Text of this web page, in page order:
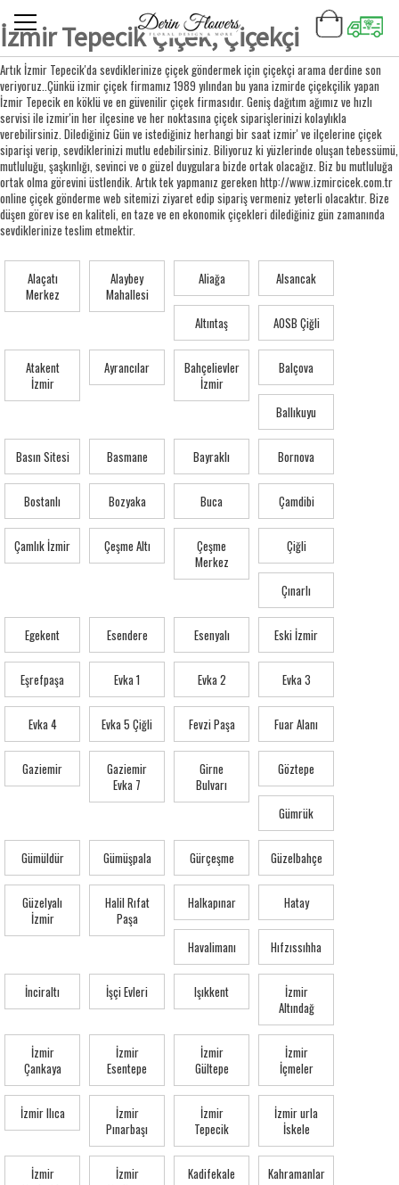
İzmir Tepecik Çiçek, Çiçekçi
Artık İzmir Tepecik'da sevdiklerinize çiçek göndermek için çiçekçi arama derdine son
veriyoruz..Çünkü izmir çiçek firmamız 1989 yılından bu yana izmirde çiçekçilik yapan
İzmir Tepecik en köklü ve en güvenilir çiçek firmasıdır. Geniş dağıtım ağımız ve hızlı
servisi ile izmir'in her ilçesine ve her noktasına çiçek siparişlerinizi kolaylıkla
verebilirsiniz. Dilediğiniz Gün ve istediğiniz herhangi bir saat izmir' ve ilçelerine çiçek
siparişi verip, sevdiklerinizi mutlu edebilirsiniz. Biliyoruz ki yüzlerinde oluşan tebessümü,
mutluluğu, şaşkınlığı, sevinci ve o güzel duygulara bizde ortak olacağız. Biz bu mutluluğa
ortak olma görevini üstlendik. Artık tek yapmanız gereken http://www.izmircicek.com.tr
online çiçek gönderme web sitemizi ziyaret edip sipariş vermeniz yeterli olacaktır. Bize
düşen görev ise en kaliteli, en taze ve en ekonomik çiçekleri dilediğiniz gün zamanında
sevdiklerinize teslim etmektir.
Alaçatı
Merkez
Alaybey
Mahallesi
Aliağa Alsancak
Altıntaş AOSB Çiğli
Atakent
İzmir
Ayrancılar
Bahçelievler
İzmir
Balçova
Ballıkuyu
Basın Sitesi Basmane Bayraklı Bornova
Bostanlı Bozyaka Buca Çamdibi
Çamlık İzmir Çeşme Altı
Çeşme
Merkez
Çiğli
Çınarlı
Egekent Esendere Esenyalı Eski İzmir
Eşrefpaşa Evka 1 Evka 2 Evka 3
Evka 4 Evka 5 Çiğli Fevzi Paşa Fuar Alanı
Gaziemir
Gaziemir
Evka 7
Girne
Bulvarı
Göztepe
Gümrük
Gümüldür Gümüşpala Gürçeşme Güzelbahçe
Güzelyalı
İzmir
Halil Rıfat
Paşa
Halkapınar Hatay
Havalimanı Hıfzıssıhha
İnciraltı İşçi Evleri Işıkkent
İzmir
Altındağ
İzmir
Çankaya
İzmir
Esentepe
İzmir
Gültepe
İzmir
İçmeler
İzmir Ilıca
İzmir
Pınarbaşı
İzmir
Tepecik
İzmir urla
İskele
İzmir
İzmir
Kadifekale Kahramanlar